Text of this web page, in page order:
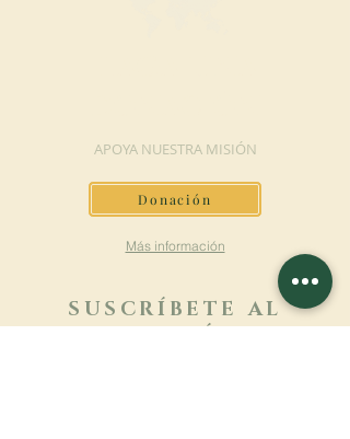
APOYA NUESTRA MISIÓN
Donación
Más información
SUSCRÍBETE AL